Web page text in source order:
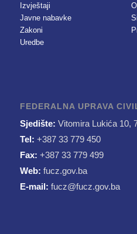
Izvještaji
Javne nabavke
Zakoni
Uredbe
FEDERALNA UPRAVA
Sjedište: Vitomira Lukića 10,
Tel: +387 33 779 450
Fax: +387 33 779 499
Web: fucz.gov.ba
E-mail: fucz@fucz.gov.ba